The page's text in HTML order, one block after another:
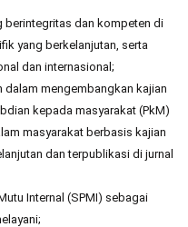
berintegritas dan kompeten di
yang berkelanjutan, serta
dan internasional;
mengembangkan kajian
kepada masyarakat (PkM)
masyarakat berbasis kajian
dan terpublikasi di jurnal
Internal (SPMI) sebagai